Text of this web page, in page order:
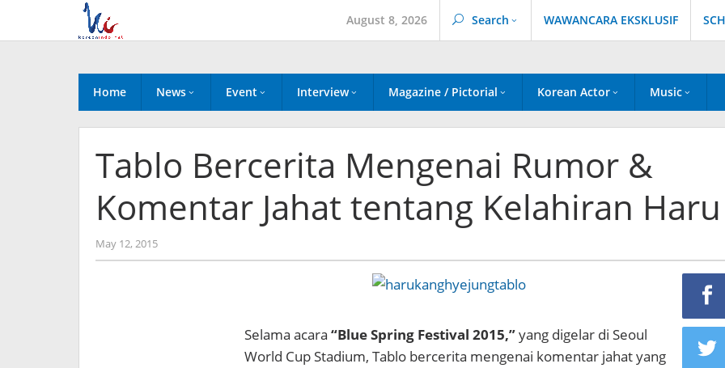
content
August 8, 2026 Search WAWANCARA EKSKLUSIF
Home News Event Interview Magazine / Pictorial Korean Actor Music
Tablo Bercerita Mengenai Rumor &
Komentar Jahat tentang Kelahiran Haru
May 12, 2015by
Koreanindo
Selama acara “Blue Spring Festival 2015,”yang digelar di Seoul
World Cup Stadium, Tablo bercerita mengenai komentar jahat yang